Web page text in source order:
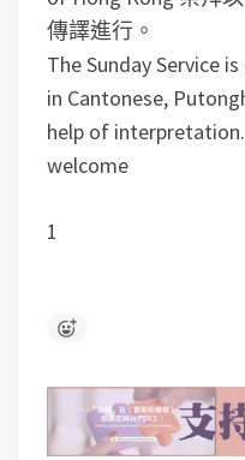
傳譯進行。
The Sunday Service
in Cantonese,
help of
welcome
1